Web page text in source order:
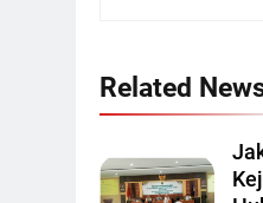
Related